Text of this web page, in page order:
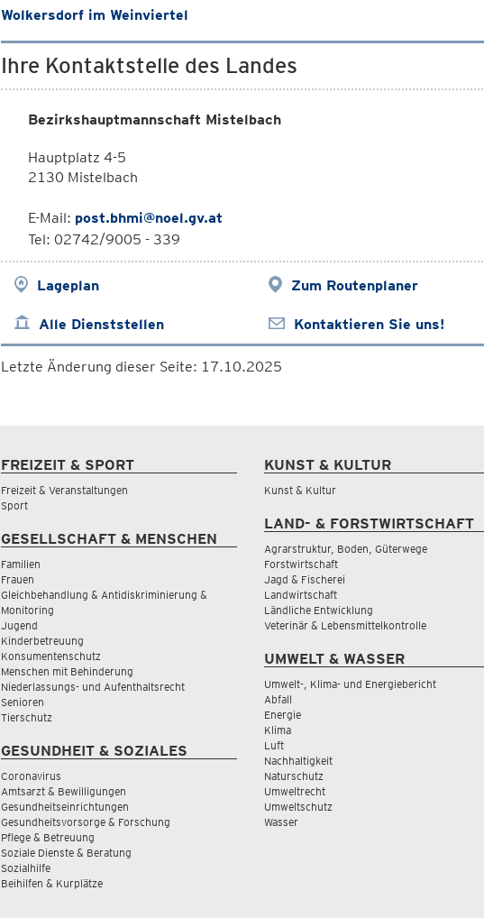
Wolkersdorf im Weinviertel
Ihre Kontaktstelle des Landes
Bezirkshauptmannschaft Mistelbach
Hauptplatz 4-5
2130 Mistelbach
E-Mail: post.bhmi@noel.gv.at
Tel: 02742/9005 - 339
Lageplan Zum Routenplaner
Alle Dienststellen Kontaktieren Sie uns!
Letzte Änderung dieser Seite: 17.10.2025
FREIZEIT & SPORT
Freizeit & Veranstaltungen
Sport
GESELLSCHAFT & MENSCHEN
Familien
Frauen
Gleichbehandlung & Antidiskriminierung &
Monitoring
Jugend
Kinderbetreuung
Konsumentenschutz
Menschen mit Behinderung
Niederlassungs- und Aufenthaltsrecht
Senioren
Tierschutz
GESUNDHEIT & SOZIALES
Coronavirus
Amtsarzt & Bewilligungen
Gesundheitseinrichtungen
Gesundheitsvorsorge & Forschung
Pflege & Betreuung
Soziale Dienste & Beratung
Sozialhilfe
Beihilfen & Kurplätze
KUNST & KULTUR
Kunst & Kultur
LAND- & FORSTWIRTSCHAFT
Agrarstruktur, Boden, Güterwege
Forstwirtschaft
Jagd & Fischerei
Landwirtschaft
Ländliche Entwicklung
Veterinär & Lebensmittelkontrolle
UMWELT & WASSER
Umwelt-, Klima- und Energiebericht
Abfall
Energie
Klima
Luft
Nachhaltigkeit
Naturschutz
Umweltrecht
Umweltschutz
Wasser